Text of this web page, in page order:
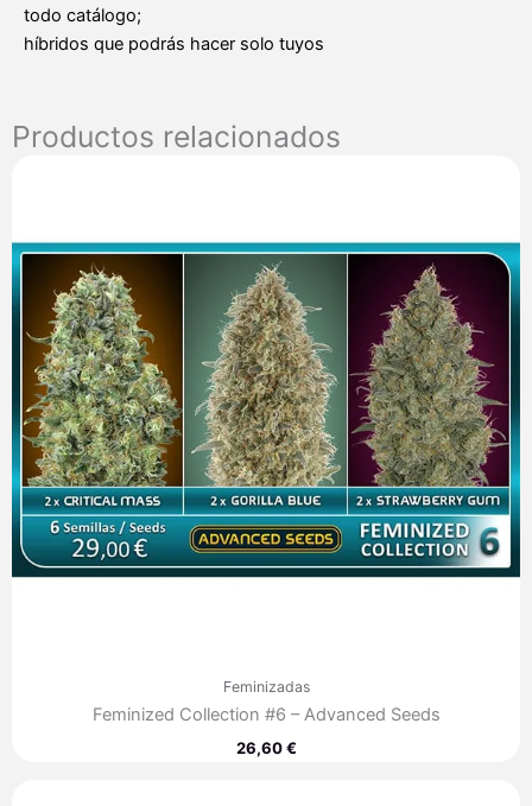
Ripper
Seeds
todo catálogo;
híbridos que podrás hacer solo tuyos
Productos relacionados
Feminizadas
Feminized Collection #6 – Advanced Seeds
26,60€